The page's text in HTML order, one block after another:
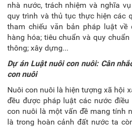
nhà nước, trách nhiệm và nghĩa
quy trình và thủ tục thực hiện các
tham chiếu văn bản pháp luật về
hàng hóa; tiêu chuẩn và quy
thông; xây dựng...
Dự án Luật nuôi con nuôi: Cân
con nuôi
Nuôi con nuôi là hiện tượng xã hội
đều được pháp luật các nước điều
con nuôi là một vấn đề mang tính
là trong hoàn cảnh đất nước ta